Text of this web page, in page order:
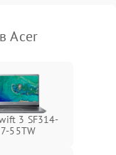
Acer
3 SF314-
55TW